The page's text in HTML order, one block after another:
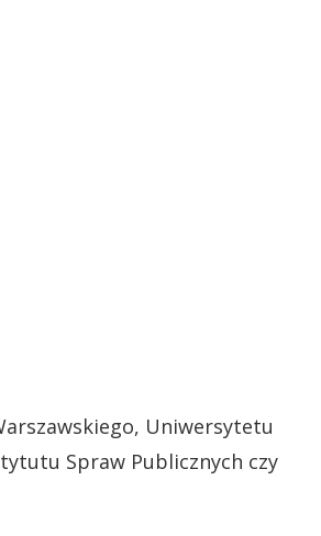
Uniwersytetu
Spraw Publicznych czy